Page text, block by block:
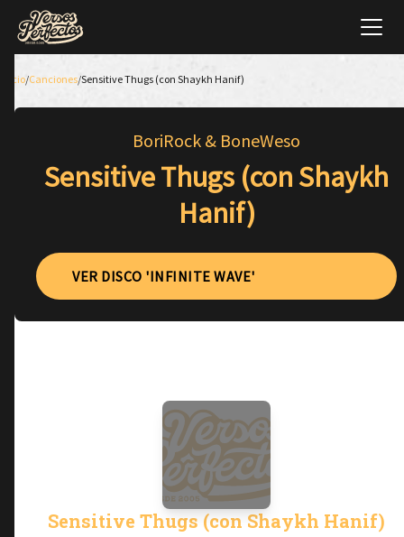
Inicio/Canciones/Sensitive Thugs (con Shaykh Hanif)
BoriRock & BoneWeso
Sensitive Thugs (con Shaykh
Hanif)
VER DISCO 'INFINITE WAVE'
Sensitive Thugs (con Shaykh Hanif)